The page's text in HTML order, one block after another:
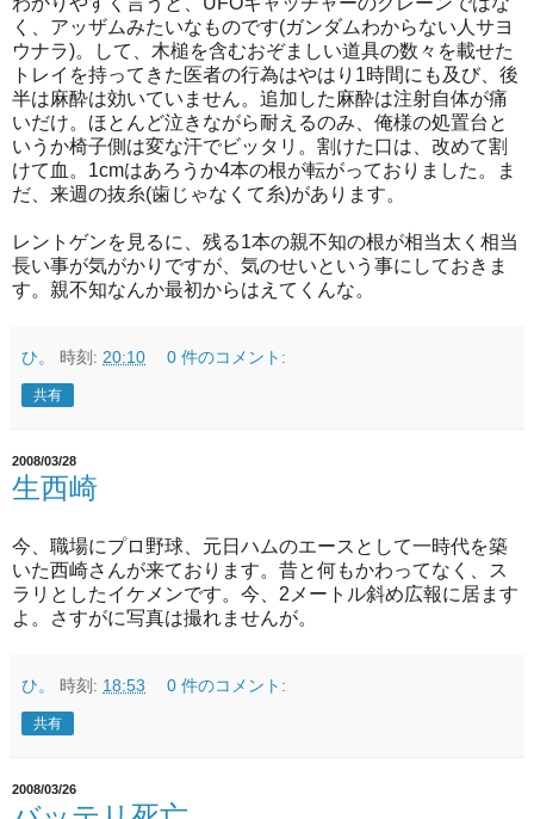
く、アッザムみたいなものです(ガンダムわからない人サヨ
ウナラ)。して、木槌を含むおぞましい道具の数々を載せた
トレイを持ってきた医者の行為はやはり1時間にも及び、後
半は麻酔は効いていません。追加した麻酔は注射自体が痛
いだけ。ほとんど泣きながら耐えるのみ、俺様の処置台と
いうか椅子側は変な汗でビッタリ。割けた口は、改めて割
けて血。1cmはあろうか4本の根が転がっておりました。ま
だ、来週の抜糸(歯じゃなくて糸)があります。
レントゲンを見るに、残る1本の親不知の根が相当太く相当
長い事が気がかりですが、気のせいという事にしておきま
す。親不知なんか最初からはえてくんな。
ひ。 時刻: 20:10 0 件のコメント:
共有
2008/03/28
生西崎
今、職場にプロ野球、元日ハムのエースとして一時代を築
いた西崎さんが来ております。昔と何もかわってなく、ス
ラリとしたイケメンです。今、2メートル斜め広報に居ます
よ。さすがに写真は撮れませんが。
ひ。 時刻: 18:53 0 件のコメント:
共有
2008/03/26